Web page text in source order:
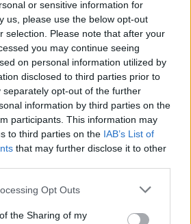
or sensitive information for
us, please use the below opt-out
selection. Please note that after your
you may continue seeing
on personal information utilized by
disclosed to third parties prior to
separately opt-out of the further
information by third parties on the
participants. This information may
to third parties on the IAB’s List of
that may further disclose it to other
Opt Outs
the Sharing of my
zrelosti” žltej, tým je väčšia
je plod krásne sladký.
žiadnu vôňu, znamená to,
prirodzeným spôsobom. Šupka
dôležitý aspekt. Pokiaľ pri
zvuk, máte toho pravého!